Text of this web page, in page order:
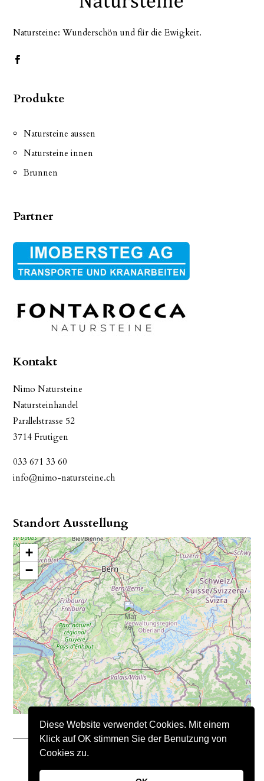
Diese Website verwendet Cookies. Mit einem
Klick auf OK stimmen Sie der Benutzung von
Cookies zu.
Natursteine: Wunderschön und für die Ewigkeit.
Produkte
Natursteine aussen
Natursteine innen
Brunnen
Partner
Kontakt
Nimo Natursteine
Natursteinhandel
Parallelstrasse 52
3714 Frutigen
033 671 33 60
info@nimo-natursteine.ch
Standort Ausstellung
+
−